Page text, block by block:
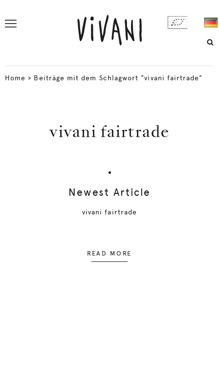
Home > Beiträge mit dem Schlagwort "vivani fairtrade"
vivani fairtrade
Newest Article
vivani fairtrade
READ MORE